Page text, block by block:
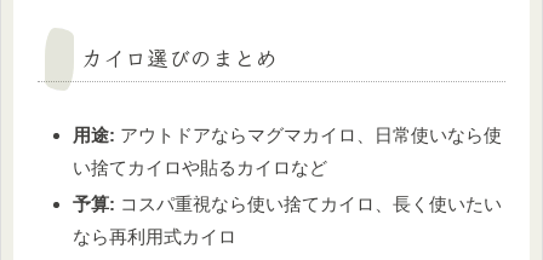
カイロ選びのまとめ
用途: アウトドアならマグマカイロ、日常使いなら使
い捨てカイロや貼るカイロなど
予算: コスパ重視なら使い捨てカイロ、長く使いたい
なら再利用式カイロ